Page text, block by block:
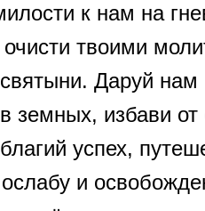
к нам на
твоими
Даруй
избави
успех,
и